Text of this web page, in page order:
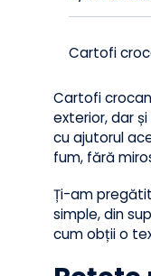
ByMihai
Cartofi
exterior, dar
cu ajutorul
fum, fără
Ți-am
simple, din
cum obții o